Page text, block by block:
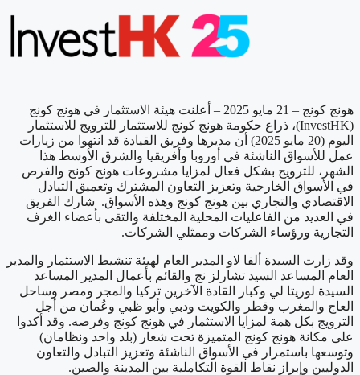
هونج كونج – 21 مايو 2025 – أعلنت هيئة الاستثمار في هونج كونج
(InvestHK)، ذراع حكومة هونج كونج للاستثمار للترويج للاستثمار
اليوم (20 مايو 2025) أن مديرها وفريق القيادة قد انتهوا من زيارات
عمل للأسواق الناشئة في أوروبا وأفريقيا والشرق الأوسط هذا
الشهر، للترويج بشكل فعال لمزايا مشروعات هونج كونج والفرص
في الأسواق الخارجية وتعزيز التعاون المشترك وتعميق التبادل
الاقتصادي والتجاري بين هونج كونج وهذه الأسواق. شارك الفريق
في العديد من الفاعليات المحلية المختلفة والتقى بأعضاء الغرف
التجارية ورؤساء الشركات وممثلي الشركات.
وقد زارت السيدة ألفا لاو المدير العام لهيئة تنشيط الاستثمار والمدير
العام المساعد السيد تشارلز نج والقائم بأعمال المدير المساعد
السيدة لوريتا لي وكبار القادة الآخرين تركيا والمجر ومصر وساحل
العاج والمغرب وقطر والكويت ودبي وأبو ظبي وعُمان من أجل
الترويج بكل همة لمزايا الاستثمار في هونج كونج وفرصه. وقد أكدوا
على مكانة هونج كونج المتميزة تحت شعار (بلد واحد ونظامان)
وتوسعها باستمرار في الأسواق الناشئة وتعزيز التبادل والتعاون
الدوليين وإبراز نقاط القوة التكاملية بين المدينة والصين.